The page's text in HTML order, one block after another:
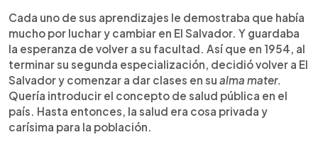
Cada uno de sus aprendizajes le demostraba que había
mucho por luchar y cambiar en El Salvador. Y guardaba
la esperanza de volver a su facultad. Así que en 1954, al
terminar su segunda especialización, decidió volver a El
Salvador y comenzar a dar clases en su alma mater.
Quería introducir el concepto de salud pública en el
país. Hasta entonces, la salud era cosa privada y
carísima para la población.